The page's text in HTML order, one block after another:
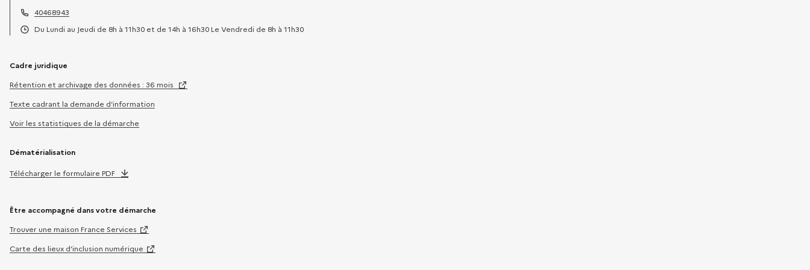
Adresse électronique :
Téléphone :
40468943
Du Lundi au Jeudi de 8h à 11h30 et de 14h à 16h30 Le Vendredi de 8h à 11h30
Cadre juridique
Rétention et archivage des données : 36 mois
Texte cadrant la demande d’information
Voir les statistiques de la démarche
Dématérialisation
Télécharger le formulaire PDF
Être accompagné dans votre démarche
Trouver une maison France Services
Carte des lieux d’inclusion numérique